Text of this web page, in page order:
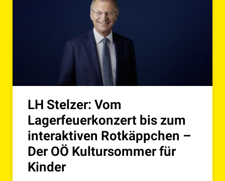
LH Stelzer: Vom
Lagerfeuerkonzert bis zum
interaktiven Rotkäppchen –
Der OÖ Kultursommer für
Kinder